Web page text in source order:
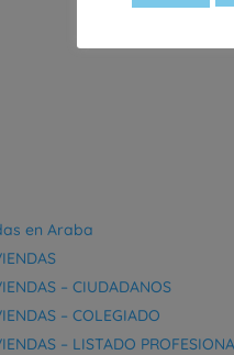
en Araba
– CIUDADANOS
– COLEGIADO
– LISTADO